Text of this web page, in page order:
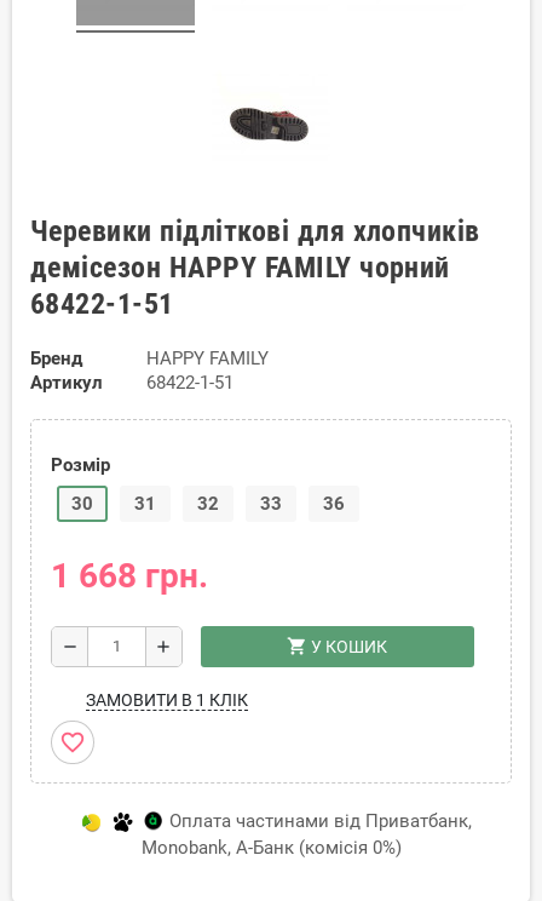
Черевики підліткові для хлопчиків
демісезон HAPPY FAMILY чорний
68422-1-51
Бренд
HAPPY FAMILY
Артикул
68422-1-51
Розмір
30
31 32 33 36
1 668 грн.
remove add shopping_cart У КОШИК
ЗАМОВИТИ В 1 КЛІК
favorite_border
Оплата частинами від Приватбанк,
Monobank, А-Банк (комісія 0%)